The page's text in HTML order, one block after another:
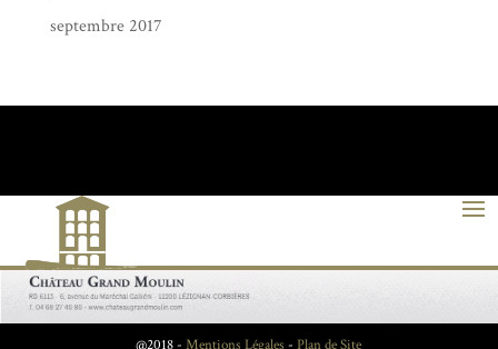
septembre 2017
@2018 - Mentions Légales - Plan de Site